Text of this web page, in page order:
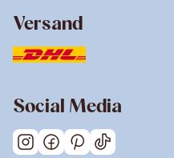
Versand
Social Media